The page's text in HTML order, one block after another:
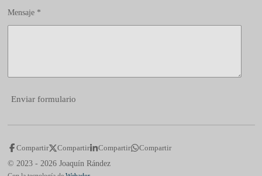
Mensaje *
Enviar formulario
Compartir Compartir Compartir
Compartir
© 2023 - 2026 Joaquín Rández